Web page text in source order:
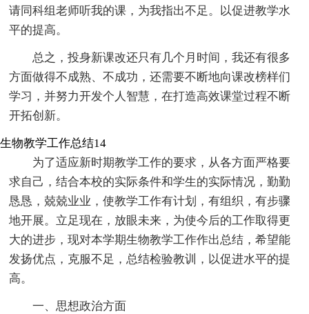
请同科组老师听我的课，为我指出不足。以促进教学水
平的提高。
总之，投身新课改还只有几个月时间，我还有很多
方面做得不成熟、不成功，还需要不断地向课改榜样们
学习，并努力开发个人智慧，在打造高效课堂过程不断
开拓创新。
生物教学工作总结14
为了适应新时期教学工作的要求，从各方面严格要
求自己，结合本校的实际条件和学生的实际情况，勤勤
恳恳，兢兢业业，使教学工作有计划，有组织，有步骤
地开展。立足现在，放眼未来，为使今后的工作取得更
大的进步，现对本学期生物教学工作作出总结，希望能
发扬优点，克服不足，总结检验教训，以促进水平的提
高。
一、思想政治方面